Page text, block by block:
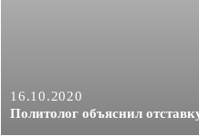
16.10.2020
Политолог объяснил